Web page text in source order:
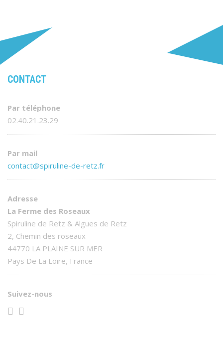
CONTACT
Par téléphone
02.40.21.23.29
Par mail
contact@spiruline-de-retz.fr
Adresse
La Ferme des Roseaux
Spiruline de Retz & Algues de Retz
2, Chemin des roseaux
44770 LA PLAINE SUR MER
Pays De La Loire, France
Suivez-nous